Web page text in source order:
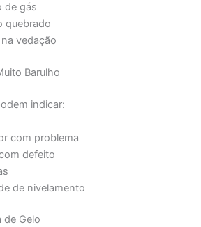
de gás
quebrado
vedação
Barulho
indicar:
com problema
defeito
de nivelamento
de Gelo